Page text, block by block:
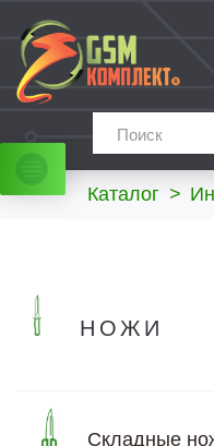
Каталог >
НОЖИ
Складные